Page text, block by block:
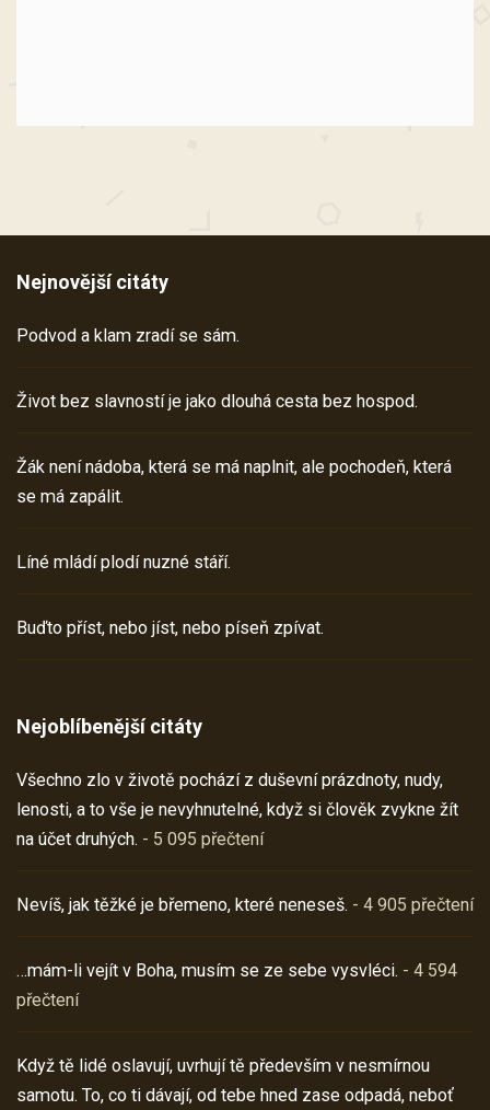
Nejnovější citáty
Podvod a klam zradí se sám.
Život bez slavností je jako dlouhá cesta bez hospod.
Žák není nádoba, která se má naplnit, ale pochodeň, která
se má zapálit.
Líné mládí plodí nuzné stáří.
Buďto příst, nebo jíst, nebo píseň zpívat.
Nejoblíbenější citáty
Všechno zlo v životě pochází z duševní prázdnoty, nudy,
lenosti, a to vše je nevyhnutelné, když si člověk zvykne žít
na účet druhých. - 5 095 přečtení
Nevíš, jak těžké je břemeno, které neneseš. - 4 905 přečtení
…mám-li vejít v Boha, musím se ze sebe vysvléci. - 4 594
přečtení
Když tě lidé oslavují, uvrhují tě především v nesmírnou
samotu. To, co ti dávají, od tebe hned zase odpadá, neboť